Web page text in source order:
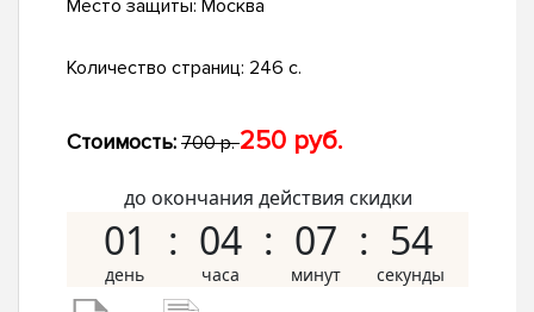
Место защиты: Москва
Количество страниц: 246 с.
Стоимость: 700 р.250 руб.
до окончания действия скидки
01 04 07 53